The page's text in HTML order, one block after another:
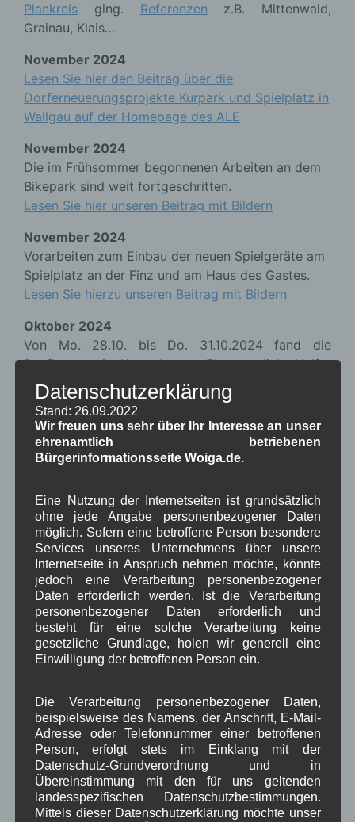
Plankreis ging. Referenzen z.B. Mittenwald,
Grainau, Klais…
November 2024
Lesen Sie hier den Beitrag über die
Dorferneuerungsprojekte Kurpark und Spielplatz in
Wallgau auf der Homepage des ALE
November 2024
Die im Frühsommer begonnenen Arbeiten an dem
Bikepark sind weit fortgeschritten.
Lesen Sie hier unseren Beitrag mit Bildern
November 2024
Vorarbeiten zum Einbau der neuen Spielgeräte am
Spielplatz an der Finz und am Haus des Gastes.
Lesen Sie hierzu unseren Beitrag mit Bildern
Oktober 2024
Von Mo. 28.10. bis Do. 31.10.2024 fand die
Bepflanzung im Kurpark statt. Ehrenamtliche Helfer
haben Bäume, Sträucher und Blumenzwiebeln
gepflanzt unterstützt durch den Bauhof.
hierzu unseren Beitrag mit Bildern.
September 2024
Dorfplatz benötigt. Am 16.09.2024 haben sich
Planungsbüros zur Dorfplatzgestaltung dem
Vorstand der Dorferneuerung vorgestellt. Die
Planer wurden nach den vereinbarten Kriterien
bewertet und aufgefordert als weiteres
Bewertungskriterium ein Angebot für die
Dorfplatzplanung abzugeben.
September 2024
Auch das
ALE
hat die Maßnahmen geprüft und
genehmigt. Die Maßnahmen voraussichtlich Ende
September bis Ende Oktober umgesetzt werden.
Gerne können sich Bürgerinnen und Bürger bei der
Gemeinde melden um mitzuarbeiten.
Lesen sie hier
den Beitragdazu der auch als Plakat in Wallgau
veröffentlicht wurde.
Datenschutzerklärung
Stand: 26.09.2022
Wir freuen uns sehr über Ihr Interesse an unser
ehrenamtlich betriebenen
Bürgerinformationsseite Woiga.de.
Eine Nutzung der Internetseiten ist grundsätzlich
ohne jede Angabe personenbezogener Daten
möglich. Sofern eine betroffene Person besondere
Services unseres Unternehmens über unsere
Internetseite in Anspruch nehmen möchte, könnte
jedoch eine Verarbeitung personenbezogener
Daten erforderlich werden. Ist die Verarbeitung
personenbezogener Daten erforderlich und
besteht für eine solche Verarbeitung keine
gesetzliche Grundlage, holen wir generell eine
Einwilligung der betroffenen Person ein.
Die Verarbeitung personenbezogener Daten,
beispielsweise des Namens, der Anschrift, E-Mail-
Adresse oder Telefonnummer einer betroffenen
Person, erfolgt stets im Einklang mit der
Datenschutz-Grundverordnung und in
Übereinstimmung mit den für uns geltenden
landesspezifischen Datenschutzbestimmungen.
Mittels dieser Datenschutzerklärung möchte unser